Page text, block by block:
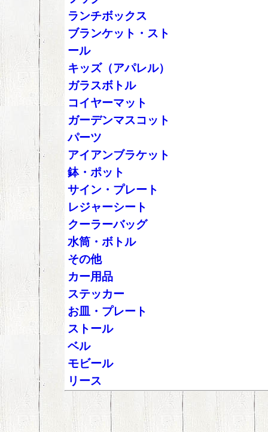
ランチボックス
ブランケット・スト
ール
キッズ（アパレル）
ガラスボトル
コイヤーマット
ガーデンマスコット
パーツ
アイアンブラケット
鉢・ポット
サイン・プレート
レジャーシート
クーラーバッグ
水筒・ボトル
その他
カー用品
ステッカー
お皿・プレート
ストール
ベル
モビール
リース